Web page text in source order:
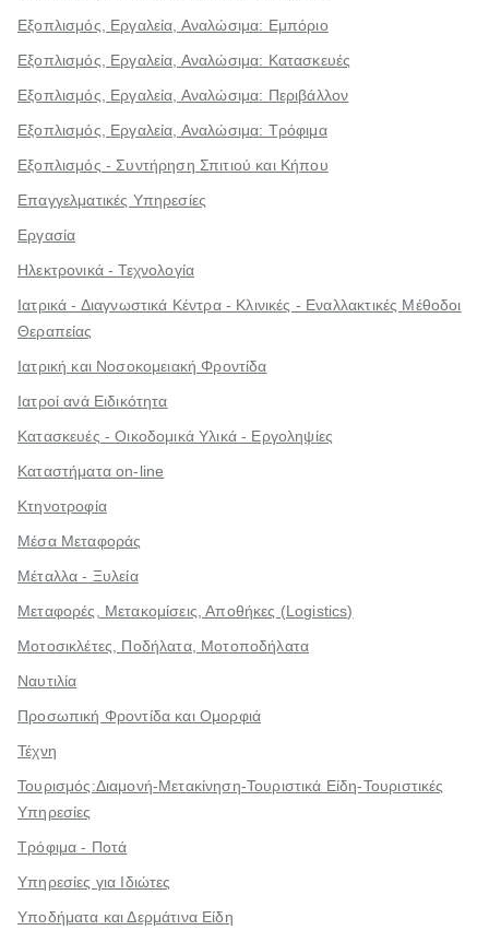
Εξοπλισμός, Εργαλεία, Αναλώσιμα: Εμπόριο
Εξοπλισμός, Εργαλεία, Αναλώσιμα: Κατασκευές
Εξοπλισμός, Εργαλεία, Αναλώσιμα: Περιβάλλον
Εξοπλισμός, Εργαλεία, Αναλώσιμα: Τρόφιμα
Εξοπλισμός - Συντήρηση Σπιτιού και Κήπου
Επαγγελματικές Υπηρεσίες
Εργασία
Ηλεκτρονικά - Τεχνολογία
Ιατρικά - Διαγνωστικά Κέντρα - Κλινικές - Εναλλακτικές Μέθοδοι
Θεραπείας
Ιατρική και Νοσοκομειακή Φροντίδα
Ιατροί ανά Ειδικότητα
Κατασκευές - Οικοδομικά Υλικά - Εργοληψίες
Καταστήματα on-line
Κτηνοτροφία
Μέσα Μεταφοράς
Μέταλλα - Ξυλεία
Μεταφορές, Μετακομίσεις, Αποθήκες (Logistics)
Μοτοσικλέτες, Ποδήλατα, Μοτοποδήλατα
Ναυτιλία
Προσωπική Φροντίδα και Ομορφιά
Τέχνη
Τουρισμός:Διαμονή-Μετακίνηση-Τουριστικά Είδη-Τουριστικές
Υπηρεσίες
Τρόφιμα - Ποτά
Υπηρεσίες για Ιδιώτες
Υποδήματα και Δερμάτινα Είδη